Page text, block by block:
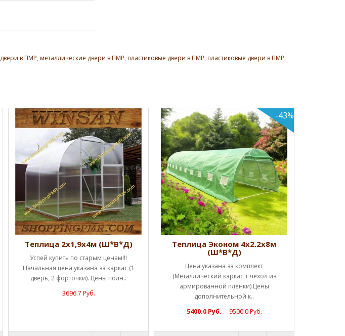
двери в ПМР, металлические двери в ПМР, пластиковые двери в ПМР, пластиковые двери в ПМР,
Теплица 2х1,9х4м (Ш*В*Д)
Успей купить по старым ценам!!!
Начальная цена указана за каркас (1
дверь, 2 форточки). Цены полн..
3696.7 Руб.
Теплица Эконом 4х2.2х8м
(Ш*В*Д)
Цена указана за комплект
(Металлический каркас + чехол из
армированной пленки).Цены
дополнительной к..
5400.0 Руб.
9500.0 Руб.
-43%